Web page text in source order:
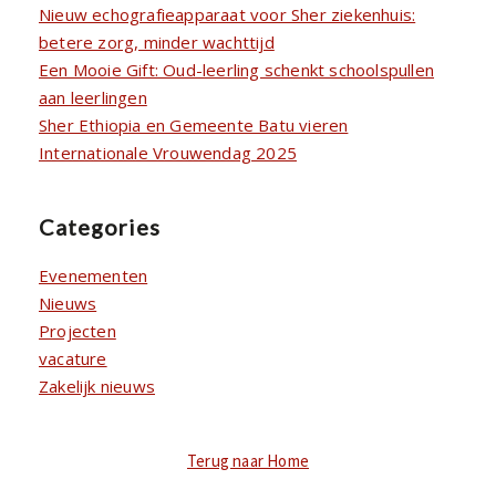
Nieuw echografieapparaat voor Sher ziekenhuis:
betere zorg, minder wachttijd
Een Mooie Gift: Oud-leerling schenkt schoolspullen
aan leerlingen
Sher Ethiopia en Gemeente Batu vieren
Internationale Vrouwendag 2025
Categories
Evenementen
Nieuws
Projecten
vacature
Zakelijk nieuws
Terug naar Home